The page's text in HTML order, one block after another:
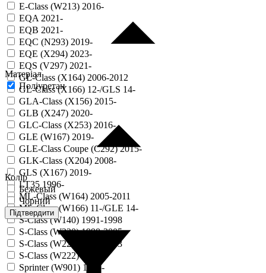
E-Class (W213) 2016-
EQA 2021-
EQB 2021-
EQC (N293) 2019-
EQE (X294) 2023-
EQS (V297) 2021-
GL-Class (X164) 2006-2012
GL-Class (X166) 12-/GLS 14-
GLA-Class (X156) 2015-
GLB (X247) 2020-
GLC-Class (X253) 2016-
GLE (W167) 2019-
GLE-Class Coupe (C292) 2015-
GLK-Class (X204) 2008-
GLS (X167) 2019-
LT35 1996-
ML-Class (W164) 2005-2011
ML-Class (W166) 11-/GLE 14-
S-Class (W140) 1991-1998
S-Class (W220) 1998-2005
S-Class (W221) 2006-2013
S-Class (W222) 2013-
Sprinter (W901) 1995-
Матеріал
Поліуретан
Колір
Бежевый
Чорний
Підтвердити